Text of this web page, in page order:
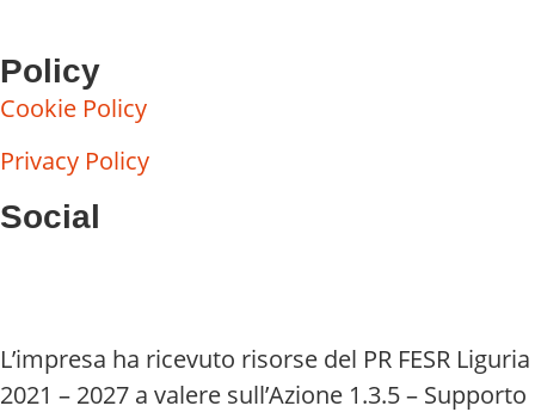
Policy
Cookie Policy
Privacy Policy
Social
L’impresa ha ricevuto risorse del PR FESR Liguria
2021 – 2027 a valere sull’Azione 1.3.5 – Supporto